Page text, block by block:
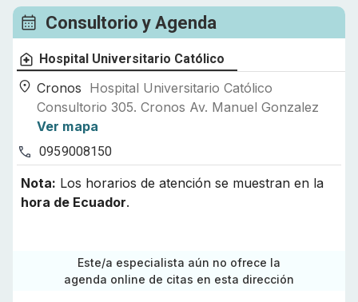
Consultorio y Agenda
Hospital Universitario Católico
Cronos Hospital Universitario Católico
Consultorio 305. Cronos Av. Manuel Gonzalez
Ver mapa
0959008150
Nota: Los horarios de atención se muestran en la
hora de Ecuador.
Este/a especialista aún no ofrece la
agenda online de citas en esta dirección